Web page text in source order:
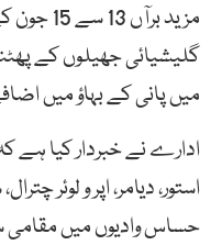
مزید
گلیشیائی جھیلوں کے
میں پانی کے بہاؤ میں
ادارے نے خبردار کیا ہے کہ
استور، دیامر، اپر و لوئر
حساس وادیوں میں مقامی